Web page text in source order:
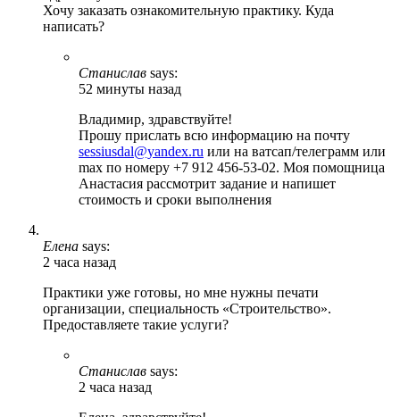
Хочу заказать ознакомительную практику. Куда
написать?
Станислав says:
52 минуты назад
Владимир, здравствуйте!
Прошу прислать всю информацию на почту
sessiusdal@yandex.ru или на ватсап/телеграмм или
max по номеру +7 912 456-53-02. Моя помощница
Анастасия рассмотрит задание и напишет
стоимость и сроки выполнения
Елена says:
2 часа назад
Практики уже готовы, но мне нужны печати
организации, специальность «Строительство».
Предоставляете такие услуги?
Станислав says:
2 часа назад